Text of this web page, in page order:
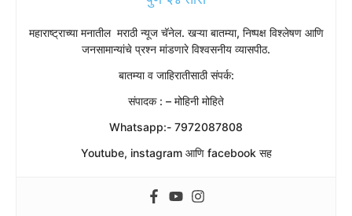
महाराष्ट्राच्या मनातील मराठी न्यूज चॅनेल. खऱ्या बातम्या, निष्पक्ष विश्लेषण आणि
जनसामान्यांचे प्रश्न मांडणारे विश्वसनीय व्यासपीठ.
बातम्या व जाहिरातीसाठी संपर्क:
संपादक : – मोहिनी मोहिते
Whatsapp:- 7972087808
Youtube, instagram आणि facebook सह